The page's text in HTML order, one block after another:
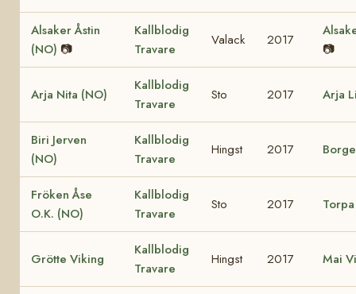
Alsaker Åstin
(NO) 📷
Kallblodig
Travare
Valack 2017
📷
Arja Nita (NO)
Kallblodig
Travare
Sto 2017 Arja
Biri Jerven
(NO)
Kallblodig
Travare
Hingst 2017
Fröken Åse
O.K. (NO)
Kallblodig
Travare
Sto 2017
Grötte Viking
Kallblodig
Travare
Hingst 2017 Mai